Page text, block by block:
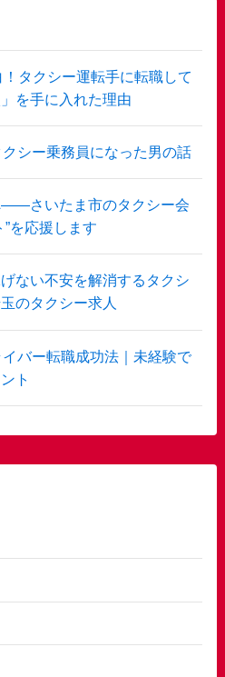
タクシー運転手に転職して
を手に入れた理由
シー乗務員になった男の話
——さいたま市のタクシー会
を応援します
ない不安を解消するタクシ
のタクシー求人
バー転職成功法｜未経験で
ト